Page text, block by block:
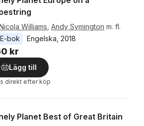
Williams Andy Symington m. fl.
E-bok
Engelska 2018
kr
Lägg till
direkt efter köp
Planet Best of Great Britain